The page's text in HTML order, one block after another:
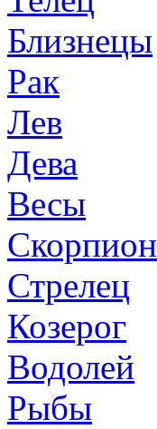
Близнецы
Рак
Лев
Дева
Весы
Скорпион
Стрелец
Козерог
Водолей
Рыбы